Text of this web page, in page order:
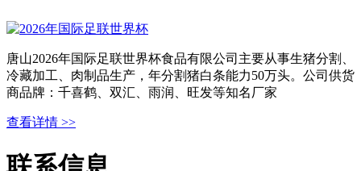
唐山2026年国际足联世界杯食品有限公司主要从事生猪分割、
冷藏加工、肉制品生产，年分割猪白条能力50万头。公司供货
商品牌：千喜鹤、双汇、雨润、旺发等知名厂家
查看详情 >>